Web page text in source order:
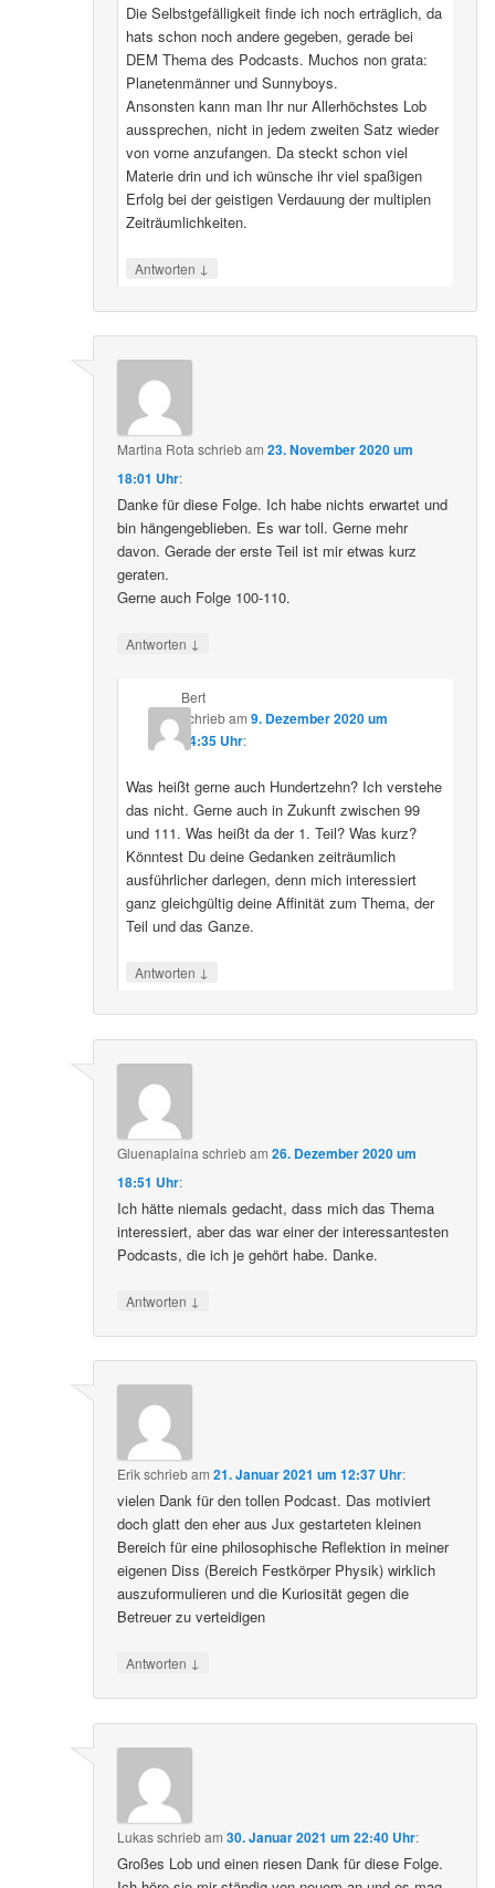
Die Selbstgefälligkeit finde ich noch erträglich, da
hats schon noch andere gegeben, gerade bei
DEM Thema des Podcasts. Muchos non grata:
Planetenmänner und Sunnyboys.
Ansonsten kann man Ihr nur Allerhöchstes Lob
aussprechen, nicht in jedem zweiten Satz wieder
von vorne anzufangen. Da steckt schon viel
Materie drin und ich wünsche ihr viel spaßigen
Erfolg bei der geistigen Verdauung der multiplen
Zeiträumlichkeiten.
Antworten ↓
Martina Rota schriebam23. November 2020 um
18:01 Uhr:
Danke für diese Folge. Ich habe nichts erwartet und
bin hängengeblieben. Es war toll. Gerne mehr
davon. Gerade der erste Teil ist mir etwas kurz
geraten.
Gerne auch Folge 100-110.
Antworten ↓
Bert
schriebam 9. Dezember 2020 um
04:35 Uhr:
Was heißt gerne auch Hundertzehn? Ich verstehe
das nicht. Gerne auch in Zukunft zwischen 99
und 111. Was heißt da der 1. Teil? Was kurz?
Könntest Du deine Gedanken zeiträumlich
ausführlicher darlegen, denn mich interessiert
ganz gleichgültig deine Affinität zum Thema, der
Teil und das Ganze.
Antworten ↓
Gluenaplaina schriebam26. Dezember 2020 um
18:51 Uhr:
Ich hätte niemals gedacht, dass mich das Thema
interessiert, aber das war einer der interessantesten
Podcasts, die ich je gehört habe. Danke.
Antworten ↓
Erikschriebam21. Januar 2021 um 12:37 Uhr:
vielen Dank für den tollen Podcast. Das motiviert
doch glatt den eher aus Jux gestarteten kleinen
Bereich für eine philosophische Reflektion in meiner
eigenen Diss (Bereich Festkörper Physik) wirklich
auszuformulieren und die Kuriosität gegen die
Betreuer zu verteidigen
Antworten ↓
Lukasschriebam30. Januar 2021 um 22:40 Uhr:
Großes Lob und einen riesen Dank für diese Folge.